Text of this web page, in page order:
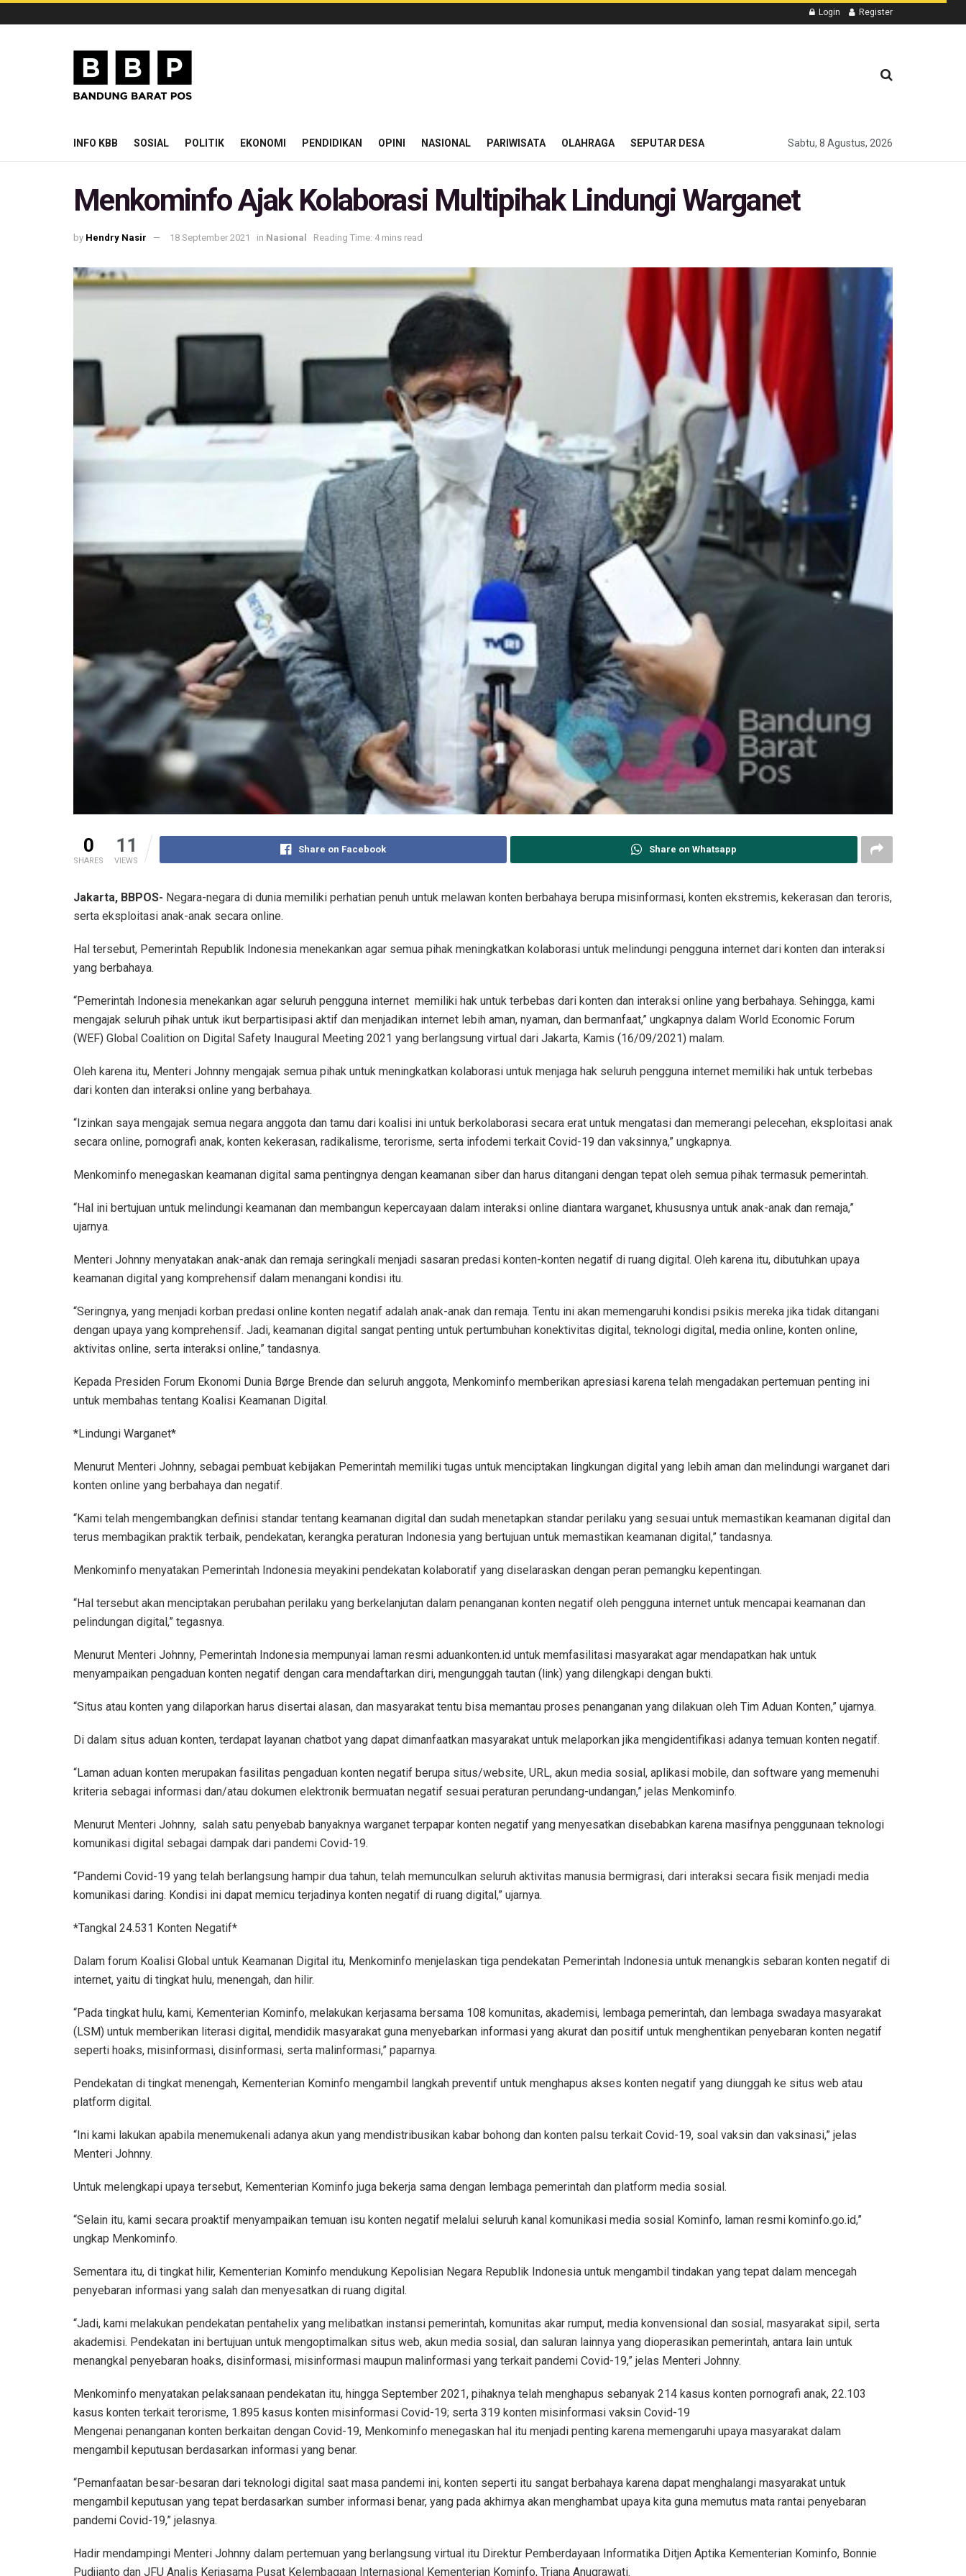
Login Register
INFO KBB SOSIAL POLITIK EKONOMI PENDIDIKAN OPINI NASIONAL PARIWISATA OLAHRAGA SEPUTAR DESA Sabtu, 8 Agustus, 2026
Menkominfo Ajak Kolaborasi Multipihak Lindungi Warganet
by Hendry Nasir 18 September 2021 in Nasional Reading Time: 4 mins read
0
SHARES
11
VIEWS
Share on Facebook Share on Whatsapp
Jakarta, BBPOS- Negara-negara di dunia memiliki perhatian penuh untuk melawan konten berbahaya berupa misinformasi, konten ekstremis, kekerasan dan teroris,
serta eksploitasi anak-anak secara online.
Hal tersebut, Pemerintah Republik Indonesia menekankan agar semua pihak meningkatkan kolaborasi untuk melindungi pengguna internet dari konten dan interaksi
yang berbahaya.
“Pemerintah Indonesia menekankan agar seluruh pengguna internet memiliki hak untuk terbebas dari konten dan interaksi online yang berbahaya. Sehingga, kami
mengajak seluruh pihak untuk ikut berpartisipasi aktif dan menjadikan internet lebih aman, nyaman, dan bermanfaat,” ungkapnya dalam World Economic Forum
(WEF) Global Coalition on Digital Safety Inaugural Meeting 2021 yang berlangsung virtual dari Jakarta, Kamis (16/09/2021) malam.
Oleh karena itu, Menteri Johnny mengajak semua pihak untuk meningkatkan kolaborasi untuk menjaga hak seluruh pengguna internet memiliki hak untuk terbebas
dari konten dan interaksi online yang berbahaya.
“Izinkan saya mengajak semua negara anggota dan tamu dari koalisi ini untuk berkolaborasi secara erat untuk mengatasi dan memerangi pelecehan, eksploitasi anak
secara online, pornografi anak, konten kekerasan, radikalisme, terorisme, serta infodemi terkait Covid-19 dan vaksinnya,” ungkapnya.
Menkominfo menegaskan keamanan digital sama pentingnya dengan keamanan siber dan harus ditangani dengan tepat oleh semua pihak termasuk pemerintah.
“Hal ini bertujuan untuk melindungi keamanan dan membangun kepercayaan dalam interaksi online diantara warganet, khususnya untuk anak-anak dan remaja,”
ujarnya.
Menteri Johnny menyatakan anak-anak dan remaja seringkali menjadi sasaran predasi konten-konten negatif di ruang digital. Oleh karena itu, dibutuhkan upaya
keamanan digital yang komprehensif dalam menangani kondisi itu.
“Seringnya, yang menjadi korban predasi online konten negatif adalah anak-anak dan remaja. Tentu ini akan memengaruhi kondisi psikis mereka jika tidak ditangani
dengan upaya yang komprehensif. Jadi, keamanan digital sangat penting untuk pertumbuhan konektivitas digital, teknologi digital, media online, konten online,
aktivitas online, serta interaksi online,” tandasnya.
Kepada Presiden Forum Ekonomi Dunia Børge Brende dan seluruh anggota, Menkominfo memberikan apresiasi karena telah mengadakan pertemuan penting ini
untuk membahas tentang Koalisi Keamanan Digital.
*Lindungi Warganet*
Menurut Menteri Johnny, sebagai pembuat kebijakan Pemerintah memiliki tugas untuk menciptakan lingkungan digital yang lebih aman dan melindungi warganet dari
konten online yang berbahaya dan negatif.
“Kami telah mengembangkan definisi standar tentang keamanan digital dan sudah menetapkan standar perilaku yang sesuai untuk memastikan keamanan digital dan
terus membagikan praktik terbaik, pendekatan, kerangka peraturan Indonesia yang bertujuan untuk memastikan keamanan digital,” tandasnya.
Menkominfo menyatakan Pemerintah Indonesia meyakini pendekatan kolaboratif yang diselaraskan dengan peran pemangku kepentingan.
“Hal tersebut akan menciptakan perubahan perilaku yang berkelanjutan dalam penanganan konten negatif oleh pengguna internet untuk mencapai keamanan dan
pelindungan digital,” tegasnya.
Menurut Menteri Johnny, Pemerintah Indonesia mempunyai laman resmi aduankonten.id untuk memfasilitasi masyarakat agar mendapatkan hak untuk
menyampaikan pengaduan konten negatif dengan cara mendaftarkan diri, mengunggah tautan (link) yang dilengkapi dengan bukti.
“Situs atau konten yang dilaporkan harus disertai alasan, dan masyarakat tentu bisa memantau proses penanganan yang dilakuan oleh Tim Aduan Konten,” ujarnya.
Di dalam situs aduan konten, terdapat layanan chatbot yang dapat dimanfaatkan masyarakat untuk melaporkan jika mengidentifikasi adanya temuan konten negatif.
“Laman aduan konten merupakan fasilitas pengaduan konten negatif berupa situs/website, URL, akun media sosial, aplikasi mobile, dan software yang memenuhi
kriteria sebagai informasi dan/atau dokumen elektronik bermuatan negatif sesuai peraturan perundang-undangan,” jelas Menkominfo.
Menurut Menteri Johnny, salah satu penyebab banyaknya warganet terpapar konten negatif yang menyesatkan disebabkan karena masifnya penggunaan teknologi
komunikasi digital sebagai dampak dari pandemi Covid-19.
“Pandemi Covid-19 yang telah berlangsung hampir dua tahun, telah memunculkan seluruh aktivitas manusia bermigrasi, dari interaksi secara fisik menjadi media
komunikasi daring. Kondisi ini dapat memicu terjadinya konten negatif di ruang digital,” ujarnya.
*Tangkal 24.531 Konten Negatif*
Dalam forum Koalisi Global untuk Keamanan Digital itu, Menkominfo menjelaskan tiga pendekatan Pemerintah Indonesia untuk menangkis sebaran konten negatif di
internet, yaitu di tingkat hulu, menengah, dan hilir.
“Pada tingkat hulu, kami, Kementerian Kominfo, melakukan kerjasama bersama 108 komunitas, akademisi, lembaga pemerintah, dan lembaga swadaya masyarakat
(LSM) untuk memberikan literasi digital, mendidik masyarakat guna menyebarkan informasi yang akurat dan positif untuk menghentikan penyebaran konten negatif
seperti hoaks, misinformasi, disinformasi, serta malinformasi,” paparnya.
Pendekatan di tingkat menengah, Kementerian Kominfo mengambil langkah preventif untuk menghapus akses konten negatif yang diunggah ke situs web atau
platform digital.
“Ini kami lakukan apabila menemukenali adanya akun yang mendistribusikan kabar bohong dan konten palsu terkait Covid-19, soal vaksin dan vaksinasi,” jelas
Menteri Johnny.
Untuk melengkapi upaya tersebut, Kementerian Kominfo juga bekerja sama dengan lembaga pemerintah dan platform media sosial.
“Selain itu, kami secara proaktif menyampaikan temuan isu konten negatif melalui seluruh kanal komunikasi media sosial Kominfo, laman resmi kominfo.go.id,”
ungkap Menkominfo.
Sementara itu, di tingkat hilir, Kementerian Kominfo mendukung Kepolisian Negara Republik Indonesia untuk mengambil tindakan yang tepat dalam mencegah
penyebaran informasi yang salah dan menyesatkan di ruang digital.
“Jadi, kami melakukan pendekatan pentahelix yang melibatkan instansi pemerintah, komunitas akar rumput, media konvensional dan sosial, masyarakat sipil, serta
akademisi. Pendekatan ini bertujuan untuk mengoptimalkan situs web, akun media sosial, dan saluran lainnya yang dioperasikan pemerintah, antara lain untuk
menangkal penyebaran hoaks, disinformasi, misinformasi maupun malinformasi yang terkait pandemi Covid-19,” jelas Menteri Johnny.
Menkominfo menyatakan pelaksanaan pendekatan itu, hingga September 2021, pihaknya telah menghapus sebanyak 214 kasus konten pornografi anak, 22.103
kasus konten terkait terorisme, 1.895 kasus konten misinformasi Covid-19; serta 319 konten misinformasi vaksin Covid-19
Mengenai penanganan konten berkaitan dengan Covid-19, Menkominfo menegaskan hal itu menjadi penting karena memengaruhi upaya masyarakat dalam
mengambil keputusan berdasarkan informasi yang benar.
“Pemanfaatan besar-besaran dari teknologi digital saat masa pandemi ini, konten seperti itu sangat berbahaya karena dapat menghalangi masyarakat untuk
mengambil keputusan yang tepat berdasarkan sumber informasi benar, yang pada akhirnya akan menghambat upaya kita guna memutus mata rantai penyebaran
pandemi Covid-19,” jelasnya.
Hadir mendampingi Menteri Johnny dalam pertemuan yang berlangsung virtual itu Direktur Pemberdayaan Informatika Ditjen Aptika Kementerian Kominfo, Bonnie
Pudjianto dan JFU Analis Kerjasama Pusat Kelembagaan Internasional Kementerian Kominfo, Triana Anugrawati.